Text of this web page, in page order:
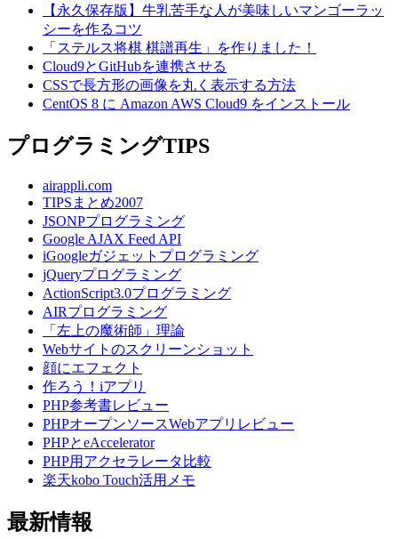
【永久保存版】牛乳苦手な人が美味しいマンゴーラッ
シーを作るコツ
「ステルス将棋 棋譜再生」を作りました！
Cloud9とGitHubを連携させる
CSSで長方形の画像を丸く表示する方法
CentOS 8 に Amazon AWS Cloud9 をインストール
プログラミングTIPS
airappli.com
TIPSまとめ2007
JSONPプログラミング
Google AJAX Feed API
iGoogleガジェットプログラミング
jQueryプログラミング
ActionScript3.0プログラミング
AIRプログラミング
「左上の魔術師」理論
Webサイトのスクリーンショット
顔にエフェクト
作ろう！iアプリ
PHP参考書レビュー
PHPオープンソースWebアプリレビュー
PHPとeAccelerator
PHP用アクセラレータ比較
楽天kobo Touch活用メモ
最新情報